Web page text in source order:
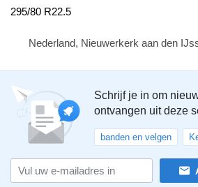
295/80 R22.5
Nederland, Nieuwerkerk aan den
Schrijf je in om
ontvangen uit deze
banden en velgen